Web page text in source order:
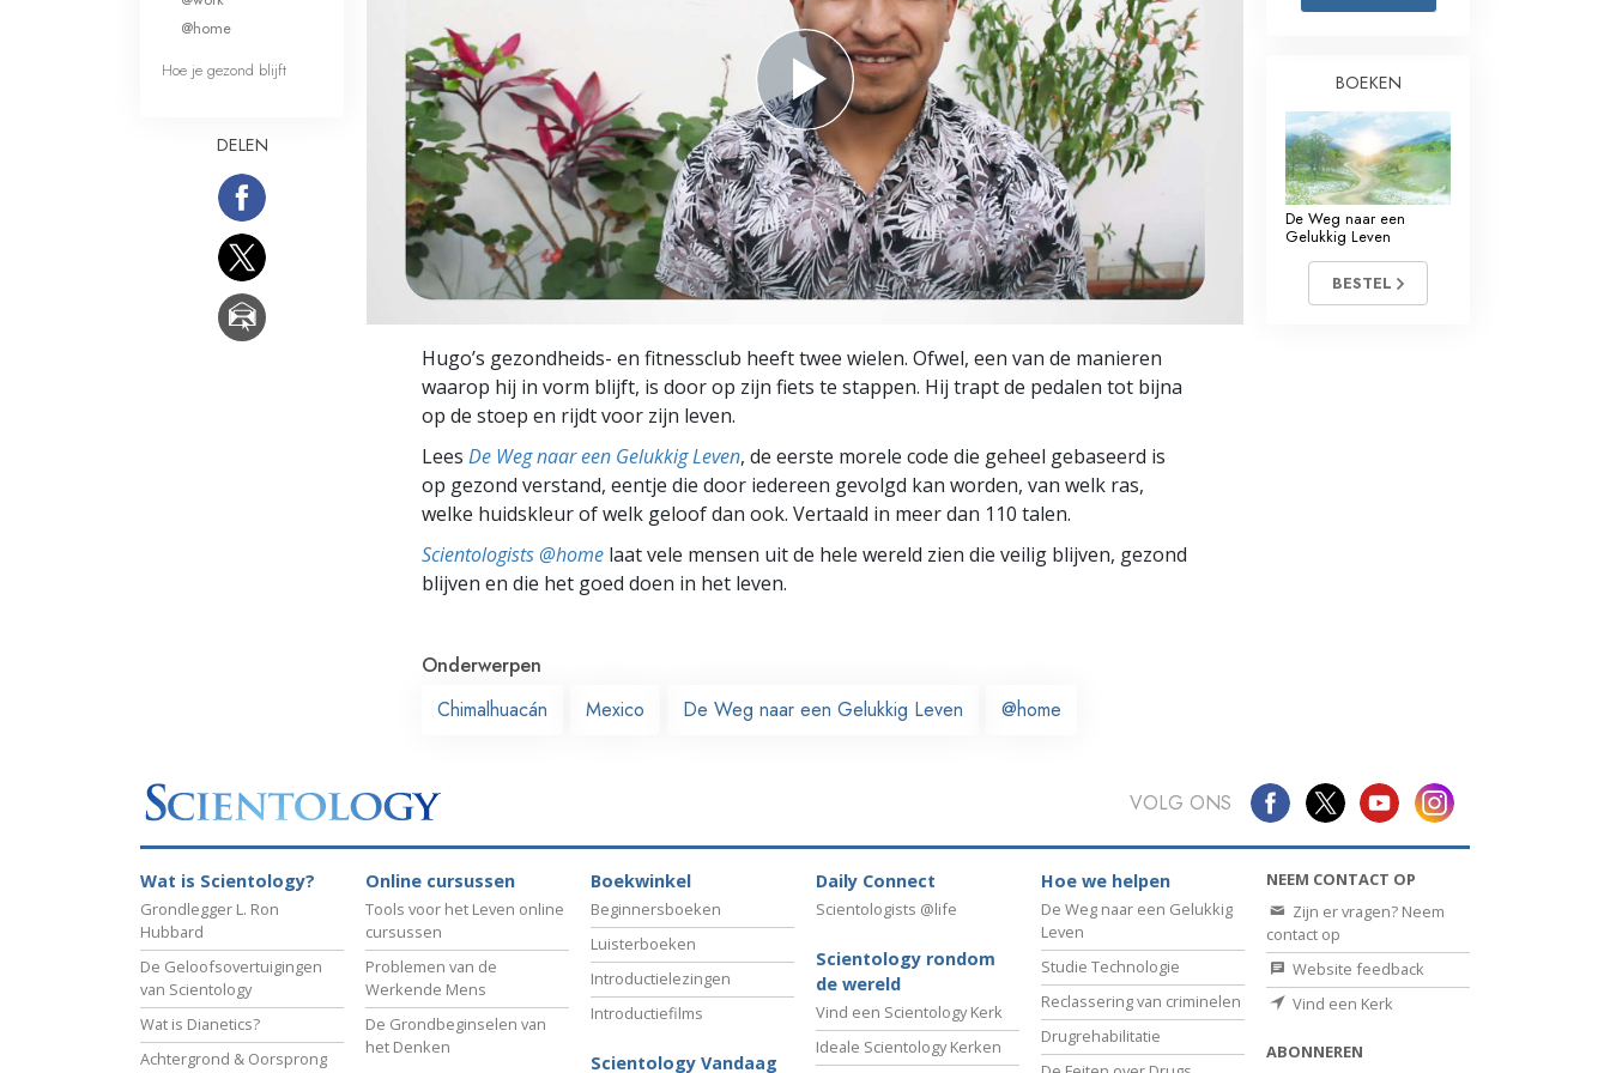
Oplossingen voor het Drugsprobleem
Kinderen
Hulpmiddelen bij het Dagelijks Werk
Ethiek en de Condities
De Oorzaak van Onderdrukking
Feitenonderzoek
De Grondbeginselen van Organiseren
Hugo’s gezondheids- en fitnessclub heeft twee wielen. Ofwel, een van de manieren
waarop hij in vorm blijft, is door op zijn fiets te stappen. Hij trapt de pedalen tot bijna
op de stoep en rijdt voor zijn leven.
Lees De Weg naar een Gelukkig Leven, de eerste morele code die geheel gebaseerd is
op gezond verstand, eentje die door iedereen gevolgd kan worden, van welk ras,
welke huidskleur of welk geloof dan ook. Vertaald in meer dan 110 talen.
Scientologists @home laat vele mensen uit de hele wereld zien die veilig blijven, gezond
blijven en die het goed doen in het leven.
Onderwerpen
Chimalhuacán
Mexico De Weg naar een Gelukkig Leven @home
@home
Hoe je gezond blijft
DELEN
BOEKEN
De Weg naar een
Gelukkig Leven
BESTEL
VOLG ONS
Wat is Scientology?
Grondlegger L. Ron
Hubbard
De Geloofsovertuigingen
van Scientology
Wat is Dianetics?
Achtergrond & Oorsprong
Online cursussen
Tools voor het Leven online
cursussen
Problemen van de
Werkende Mens
De Grondbeginselen van
het Denken
Boekwinkel
Beginnersboeken
Luisterboeken
Introductielezingen
Introductiefilms
Scientology Vandaag
Daily Connect
Scientologists @life
Scientology rondom
de wereld
Vind een Scientology Kerk
Ideale Scientology Kerken
Hoe we helpen
De Weg naar een Gelukkig
Leven
Studie Technologie
Reclassering van criminelen
Drugrehabilitatie
NEEM CONTACT OP
Zijn er vragen? Neem
contact op
Website feedback
Vind een Kerk
ABONNEREN